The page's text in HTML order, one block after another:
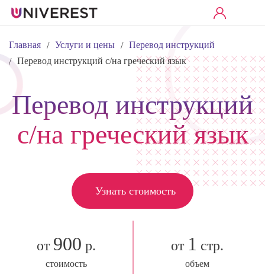
Главная / Услуги и цены / Перевод инструкций
/ Перевод инструкций с/на греческий язык
Перевод инструкций
с/на греческий язык
Узнать стоимость
от 900 р.
стоимость
от 1 стр.
объем